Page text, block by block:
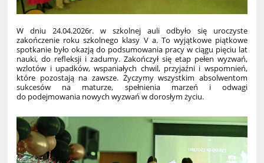
W dniu 24.04.2026r. w szkolnej auli odbyło się uroczyste
zakończenie roku szkolnego klasy V a. To wyjątkowe piątkowe
spotkanie było okazją do podsumowania pracy w ciągu pięciu lat
nauki, do refleksji i zadumy. Zakończył się etap pełen wyzwań,
wzlotów i upadków, wspaniałych chwil, przyjaźni i wspomnień,
które pozostają na zawsze. Życzymy wszystkim absolwentom
sukcesów na maturze, spełnienia marzeń i odwagi
do podejmowania nowych wyzwań w dorosłym życiu.